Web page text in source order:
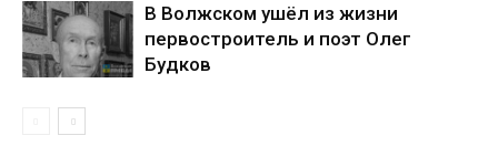
В Волжском ушёл из жизни
первостроитель и поэт Олег
Будков